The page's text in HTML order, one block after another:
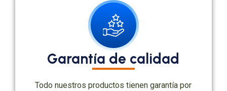
Garantía de calidad
Todo nuestros productos tienen garantía por